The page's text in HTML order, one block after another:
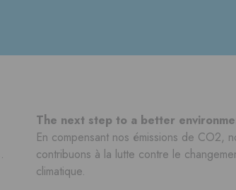
The next step to a better
En compensant nos émissions de CO2,
contribuons à la lutte contre le
climatique.